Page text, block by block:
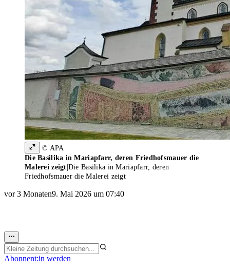
© APA
Die Basilika in Mariapfarr, deren Friedhofsmauer die
Malerei zeigt Die Basilika in Mariapfarr, deren
Friedhofsmauer die Malerei zeigt
vor 3 Monaten9. Mai 2026 um 07:40
Abonnent:in werden